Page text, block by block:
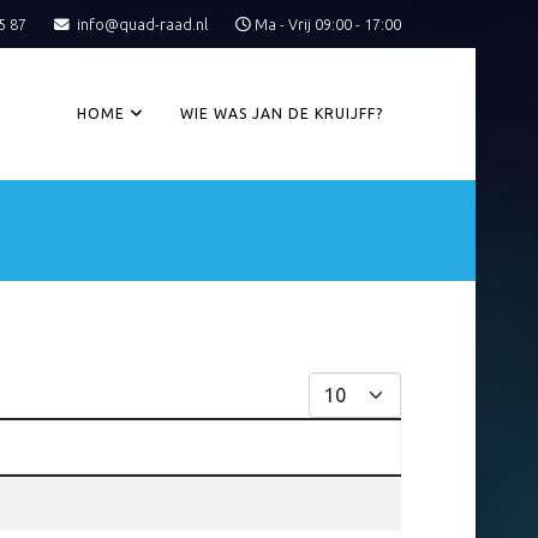
87 info@quad-raad.nl Ma - Vrij 09:00 - 17:00
HOME WIE WAS JAN DE KRUIJFF?
Toon #